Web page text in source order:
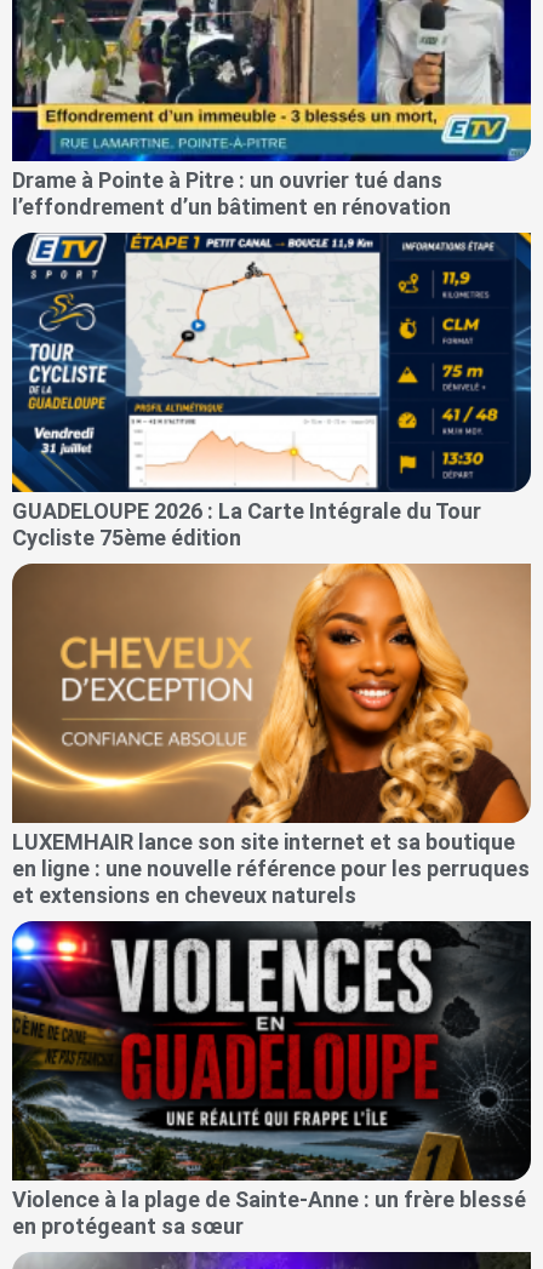
Drame à Pointe à Pitre : un ouvrier tué dans
l’effondrement d’un bâtiment en rénovation
GUADELOUPE 2026 : La Carte Intégrale du Tour
Cycliste 75ème édition
LUXEMHAIR lance son site internet et sa boutique
en ligne : une nouvelle référence pour les perruques
et extensions en cheveux naturels
Violence à la plage de Sainte-Anne : un frère blessé
en protégeant sa sœur